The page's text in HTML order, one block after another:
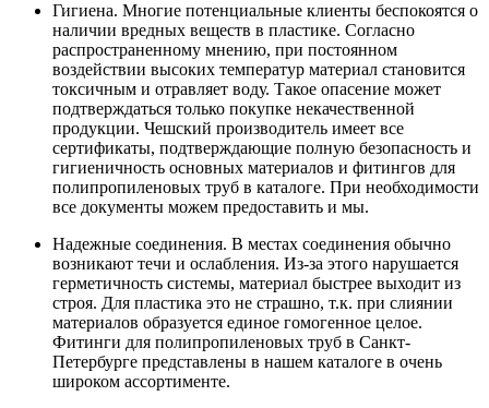
Гигиена. Многие потенциальные клиенты беспокоятся о
наличии вредных веществ в пластике. Согласно
распространенному мнению, при постоянном
воздействии высоких температур материал становится
токсичным и отравляет воду. Такое опасение может
подтверждаться только покупке некачественной
продукции. Чешский производитель имеет все
сертификаты, подтверждающие полную безопасность и
гигиеничность основных материалов и фитингов для
полипропиленовых труб в каталоге. При необходимости
все документы можем предоставить и мы.
Надежные соединения. В местах соединения обычно
возникают течи и ослабления. Из-за этого нарушается
герметичность системы, материал быстрее выходит из
строя. Для пластика это не страшно, т.к. при слиянии
материалов образуется единое гомогенное целое.
Фитинги для полипропиленовых труб в Санкт-
Петербурге представлены в нашем каталоге в очень
широком ассортименте.